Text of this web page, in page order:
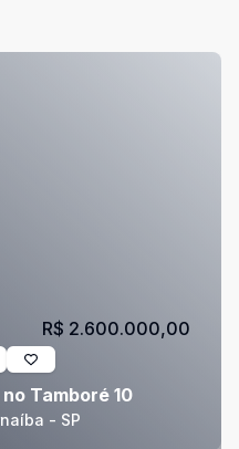
Tamboré 10
- SP
R$ 2.600.000,00